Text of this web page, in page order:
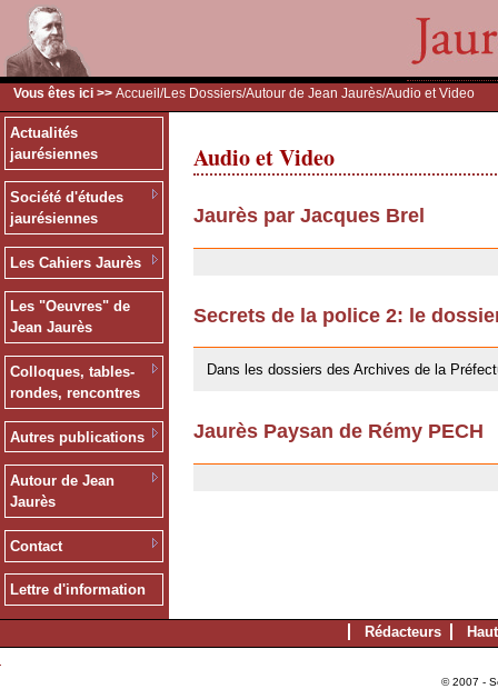
Vous êtes ici >> Accueil /Les Dossiers/Autour de Jean Jaurès/Audio et Video
Actualités
jaurésiennes
Société d'études
jaurésiennes
Les Cahiers Jaurès
Les "Oeuvres" de
Jean Jaurès
Colloques, tables-
rondes, rencontres
Autres publications
Autour de Jean
Jaurès
Contact
Lettre d'information
Audio et Video
Jaurès par Jacques Brel
Secrets de la police 2: le
Dans les dossiers des Archives de la
Jaurès Paysan de Rémy PECH
Rédacteurs
© 2007 -